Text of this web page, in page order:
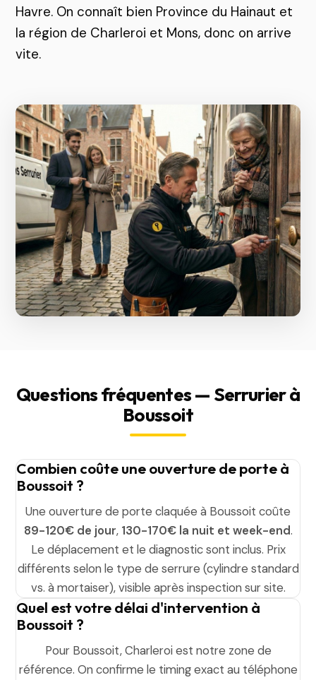
Havre. On connaît bien Province du Hainaut et
la région de Charleroi et Mons, donc on arrive
vite.
Questions fréquentes — Serrurier à
Boussoit
Combien coûte une ouverture de porte à
Boussoit ?
Une ouverture de porte claquée à Boussoit coûte
89-120€ de jour, 130-170€ la nuit et week-end.
Le déplacement et le diagnostic sont inclus. Prix
différents selon le type de serrure (cylindre standard
vs. à mortaiser), visible après inspection sur site.
Quel est votre délai d'intervention à
Boussoit ?
Pour Boussoit, Charleroi est notre zone de
référence. On confirme le timing exact au téléphone